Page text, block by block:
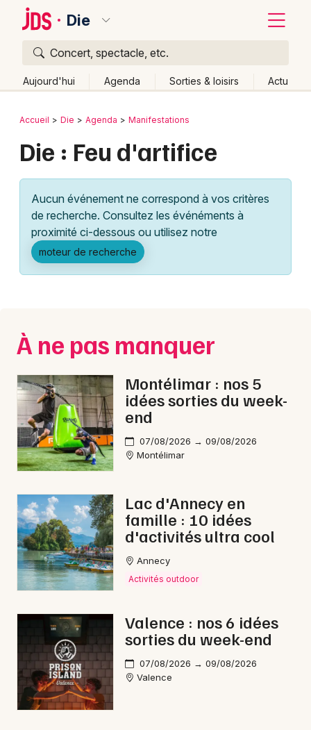
Die
Concert, spectacle, etc.
Aujourd'hui Agenda Sorties & loisirs Actu
Publier un événement
Grands événements
Activité & Expérience
Manifestations
Spectacles
Concerts
Sports
Soirées
Sorties famille
Expos
Sorties & loisirs
Feu d'artifice dans la Drôme
Feu d'artifice en Auvergne-Rhône-Alpes
Bordeaux
Lille
Lyon
Marseille
Nantes
Nice
Paris
Strasbourg
Toulouse
Retour
Accueil Die Agenda Manifestations
Die : Feu d'artifice
Aucun événement ne correspond à vos critères
de recherche. Consultez les événéments à
proximité ci-dessous ou utilisez notre
moteur de recherche
À ne pas manquer
Montélimar : nos 5
idées sorties du week-
end
07/08/2026 → 09/08/2026
Montélimar
Lac d'Annecy en
famille : 10 idées
d'activités ultra cool
Annecy
Activités outdoor
Valence : nos 6 idées
sorties du week-end
07/08/2026 → 09/08/2026
Valence
Quoi ?
Où ?
Près de moi
Changer de lieu
Quand ?
Ce week-end